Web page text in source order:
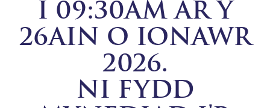
I 09:30AM AR Y
26AIN O IONAWR
2026.
NI FYDD